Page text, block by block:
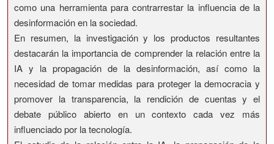
como una herramienta para contrarrestar la influencia de la
desinformación en la sociedad.
En resumen, la investigación y los productos resultantes
destacarán la importancia de comprender la relación entre la
IA y la propagación de la desinformación, así como la
necesidad de tomar medidas para proteger la democracia y
promover la transparencia, la rendición de cuentas y el
debate público abierto en un contexto cada vez más
influenciado por la tecnología.